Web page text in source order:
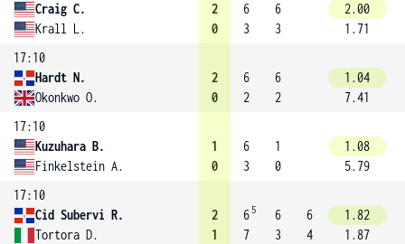
Craig C.
Krall L.
2
0
6
3
6
3
2.00
1.71
17:10
Hardt N.
Okonkwo O.
2
0
6
2
6
2
1.04
7.41
17:10
Kuzuhara B.
Finkelstein A.
1
0
6
3
1
0
1.08
5.79
17:10
Cid Subervi R.
Tortora D.
2
1
6 5
7
6
3
6
4
1.82
1.87